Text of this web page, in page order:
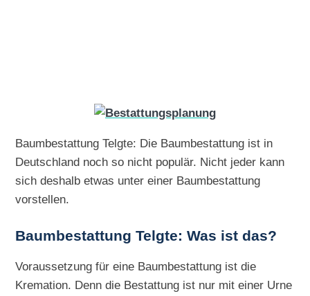
Baumbestattung Telgte: Die Baumbestattung ist in
Deutschland noch so nicht populär. Nicht jeder kann
sich deshalb etwas unter einer Baumbestattung
vorstellen.
Baumbestattung Telgte: Was ist das?
Voraussetzung für eine Baumbestattung ist die
Kremation. Denn die Bestattung ist nur mit einer Urne